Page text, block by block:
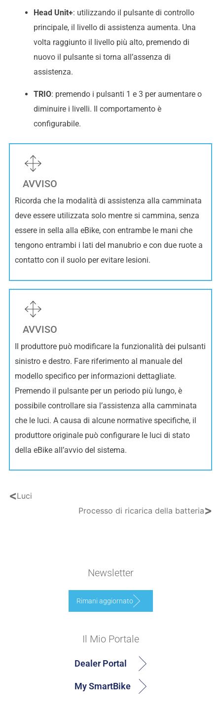
Head Unit+: utilizzando il pulsante di controllo
principale, il livello di assistenza aumenta. Una
volta raggiunto il livello più alto, premendo di
nuovo il pulsante si torna all’assenza di
assistenza.
TRIO: premendo i pulsanti 1 e 3 per aumentare o
diminuire i livelli. Il comportamento è
configurabile.
AVVISO
Ricorda che la modalità di assistenza alla camminata
deve essere utilizzata solo mentre si cammina, senza
essere in sella alla eBike, con entrambe le mani che
tengono entrambi i lati del manubrio e con due ruote a
contatto con il suolo per evitare lesioni.
AVVISO
Il produttore può modificare la funzionalità dei pulsanti
sinistro e destro. Fare riferimento al manuale del
modello specifico per informazioni dettagliate.
Premendo il pulsante per un periodo più lungo, è
possibile controllare sia l’assistenza alla camminata
che le luci. A causa di alcune normative specifiche, il
produttore originale può configurare le luci di stato
della eBike all’avvio del sistema.
<Luci
Processo di ricarica della batteria>
Newsletter
Rimani aggiornato
Il Mio Portale
Dealer Portal
My SmartBike